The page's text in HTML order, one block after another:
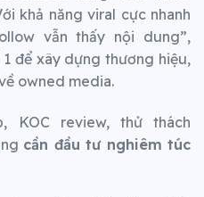
khả năng viral cực nhanh
vẫn thấy nội dung”,
để xây dựng thương hiệu,
owned media.
KOC review, thử thách
cần đầu tư nghiêm túc